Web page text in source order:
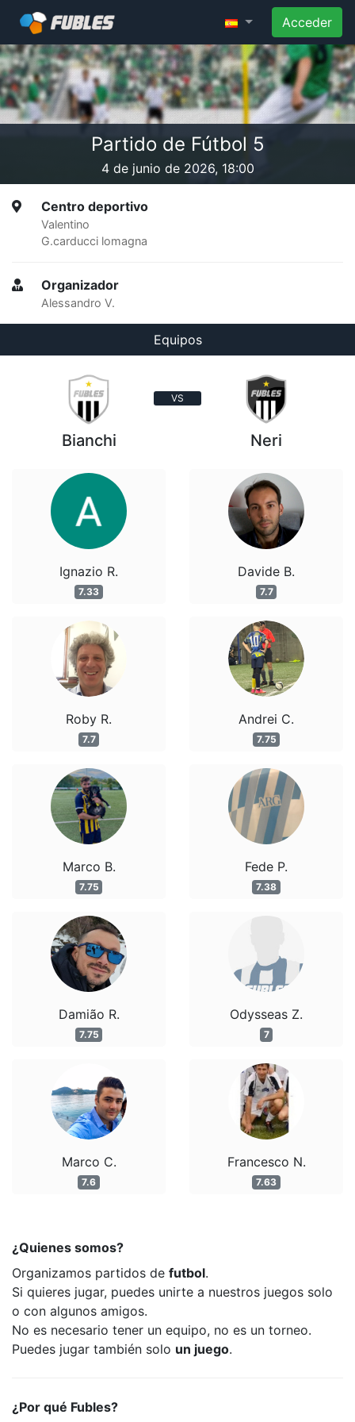
Acceder
Partido de Fútbol 5
4 de junio de 2026, 18:00
Centro deportivo
Valentino
G.carducci lomagna
Organizador
Alessandro V.
Equipos
VS
Bianchi
Ignazio R.
7.33
Roby R.
7.7
Marco B.
7.75
Damião R.
7.75
Marco C.
7.6
Neri
Davide B.
7.7
Andrei C.
7.75
Fede P.
7.38
Odysseas Z.
7
Francesco N.
7.63
¿Quienes somos?
Organizamos partidos de futbol.
Si quieres jugar, puedes unirte a nuestros juegos solo
o con algunos amigos.
No es necesario tener un equipo, no es un torneo.
Puedes jugar también solo un juego.
¿Por qué Fubles?